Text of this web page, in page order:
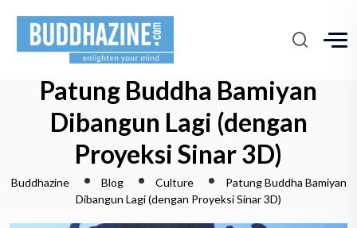
Patung Buddha Bamiyan
Dibangun Lagi (dengan
Proyeksi Sinar 3D)
Buddhazine Blog Culture
Patung Buddha Bamiyan
Dibangun Lagi (dengan Proyeksi Sinar 3D)